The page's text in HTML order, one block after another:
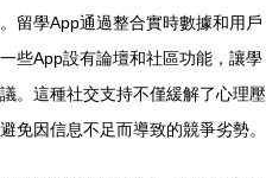
留學App通過整合實時數據和用戶
些App設有論壇和社區功能，讓學
。這種社交支持不僅緩解了心理壓
免因信息不足而導致的競爭劣勢。